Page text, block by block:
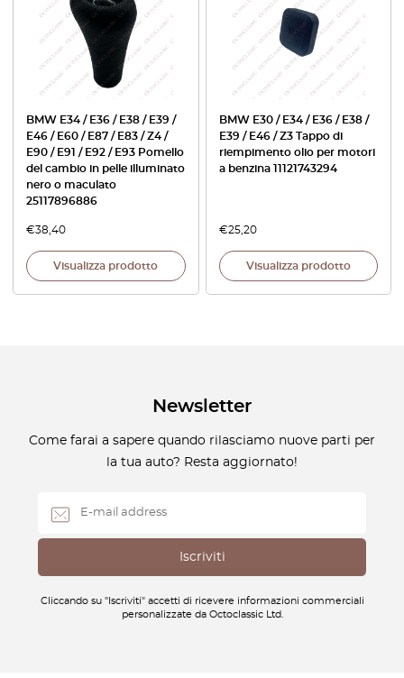
BMW E34 / E36 / E38 / E39 /
E46 / E60 / E87 / E83 / Z4 /
E90 / E91 / E92 / E93 Pomello
del cambio in pelle illuminato
nero o maculato
25117896886
€38,40
Visualizza prodotto
BMW E30 / E34 / E36 / E38 /
E39 / E46 / Z3 Tappo di
riempimento olio per motori
a benzina 11121743294
€25,20
Visualizza prodotto
Newsletter
Come farai a sapere quando rilasciamo nuove parti per
la tua auto? Resta aggiornato!
Cliccando su "Iscriviti" accetti di ricevere informazioni commerciali
personalizzate da Octoclassic Ltd.